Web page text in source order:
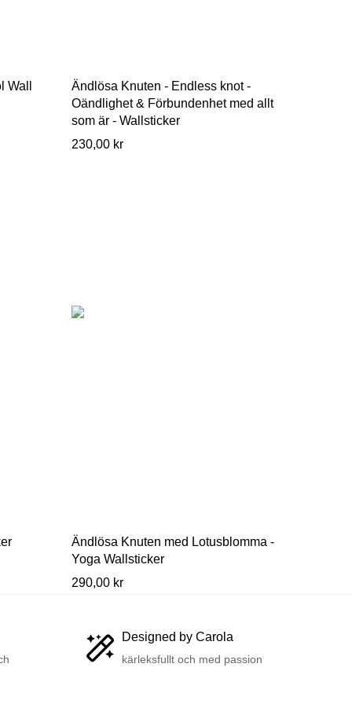
Ändlösa Knuten - Endless knot -
Oändlighet & Förbundenhet med allt
som är - Wallsticker
230,00 kr
Ändlösa Knuten med Lotusblomma -
Yoga Wallsticker
290,00 kr
Designed by Carola
kärleksfullt och med passion